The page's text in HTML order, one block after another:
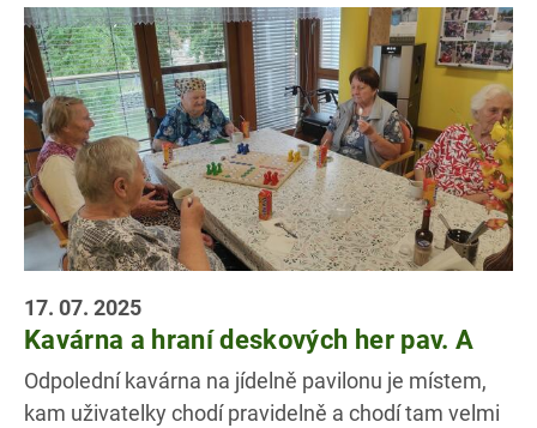
17. 07. 2025
Kavárna a hraní deskových her pav. A
Odpolední kavárna na jídelně pavilonu je místem,
kam uživatelky chodí pravidelně a chodí tam velmi